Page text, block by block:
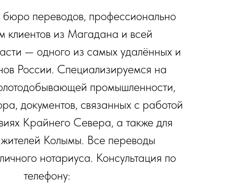
переводов, профессионально
клиентов из Магадана и всей
— одного из самых удалённых и
России. Специализируемся на
промышленности,
документов, связанных с работой
Крайнего Севера, а также для
Колымы. Все переводы
нотариуса. Консультация по
телефону: